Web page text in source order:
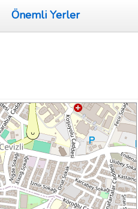
Önemli Yerler